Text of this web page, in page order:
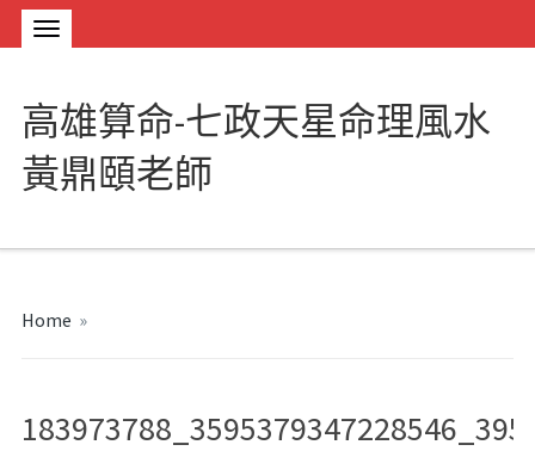
高雄算命-七政天星命理風水
黃鼎頤老師
Home »